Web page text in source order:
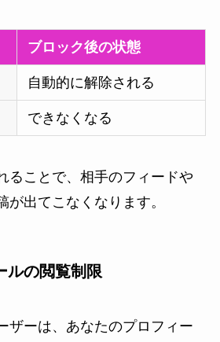
ブロック後の状態
自動的に解除される
できなくなる
ることで、相手のフィードや
が出てこなくなります。
ルの閲覧制限
ザーは、あなたのプロフィー